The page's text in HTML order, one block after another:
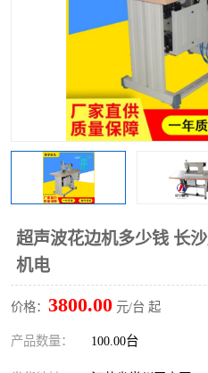
超声波花边机多少钱 长
机电
价格： 3800.00 元/台 起
产品数量： 100.00台